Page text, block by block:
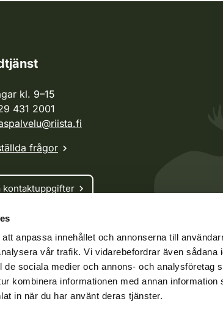
anpassa innehållet och annonserna till
vår trafik. Vi vidarebefordrar även sådana
de sociala medier och annons- och analysföretag
kombinera informationen med annan information
in när du har använt deras tjänster.
kl. 9–15
431 2001
frågor
kontaktuppgifter
-tjänsten
om licenser och dispenser